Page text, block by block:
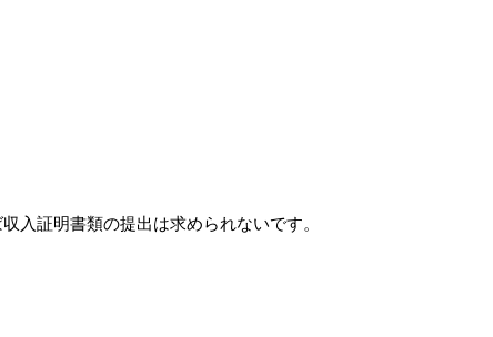
入証明書類の提出は求められないです。